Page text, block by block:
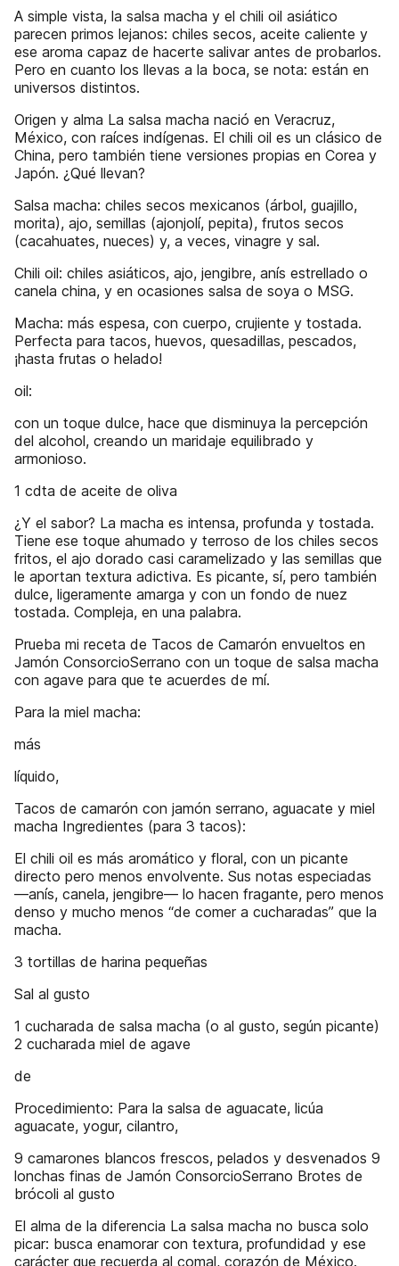
A simple vista, la salsa macha y el chili oil asiático
parecen primos lejanos: chiles secos, aceite caliente y
ese aroma capaz de hacerte salivar antes de probarlos.
Pero en cuanto los llevas a la boca, se nota: están en
universos distintos.
Origen y alma La salsa macha nació en Veracruz,
México, con raíces indígenas. El chili oil es un clásico de
China, pero también tiene versiones propias en Corea y
Japón. ¿Qué llevan?
Salsa macha: chiles secos mexicanos (árbol, guajillo,
morita), ajo, semillas (ajonjolí, pepita), frutos secos
(cacahuates, nueces) y, a veces, vinagre y sal.
Chili oil: chiles asiáticos, ajo, jengibre, anís estrellado o
canela china, y en ocasiones salsa de soya o MSG.
Macha: más espesa, con cuerpo, crujiente y tostada.
Perfecta para tacos, huevos, quesadillas, pescados,
¡hasta frutas o helado!
oil:
con un toque dulce, hace que disminuya la percepción
del alcohol, creando un maridaje equilibrado y
armonioso.
1 cdta de aceite de oliva
¿Y el sabor? La macha es intensa, profunda y tostada.
Tiene ese toque ahumado y terroso de los chiles secos
fritos, el ajo dorado casi caramelizado y las semillas que
le aportan textura adictiva. Es picante, sí, pero también
dulce, ligeramente amarga y con un fondo de nuez
tostada. Compleja, en una palabra.
Prueba mi receta de Tacos de Camarón envueltos en
Jamón ConsorcioSerrano con un toque de salsa macha
con agave para que te acuerdes de mí.
Para la miel macha:
más
líquido,
Tacos de camarón con jamón serrano, aguacate y miel
macha Ingredientes (para 3 tacos):
El chili oil es más aromático y floral, con un picante
directo pero menos envolvente. Sus notas especiadas
—anís, canela, jengibre— lo hacen fragante, pero menos
denso y mucho menos “de comer a cucharadas” que la
macha.
3 tortillas de harina pequeñas
Sal al gusto
1 cucharada de salsa macha (o al gusto, según picante)
2 cucharada miel de agave
de
Procedimiento: Para la salsa de aguacate, licúa
aguacate, yogur, cilantro,
9 camarones blancos frescos, pelados y desvenados 9
lonchas finas de Jamón ConsorcioSerrano Brotes de
brócoli al gusto
El alma de la diferencia La salsa macha no busca solo
picar: busca enamorar con textura, profundidad y ese
carácter que recuerda al comal, corazón de México.